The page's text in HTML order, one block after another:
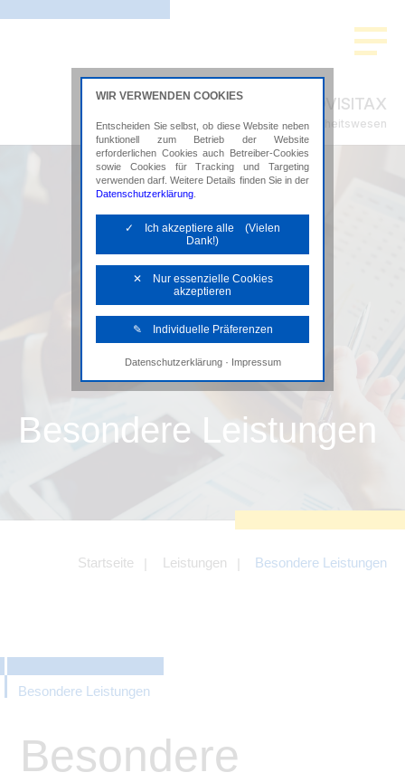
ADVISITAX
Steuerberatung im Gesundheitswesen
Besondere Leistungen
Startseite Leistungen Besondere Leistungen
Besondere Leistungen
Besondere
WIR VERWENDEN COOKIES
Entscheiden Sie selbst, ob diese Website neben
funktionell zum Betrieb der Website
erforderlichen Cookies auch Betreiber-Cookies
sowie Cookies für Tracking und Targeting
verwenden darf. Weitere Details finden Sie in der
Datenschutzerklärung
✓ Ich akzeptiere alle (Vielen
Dank!)
✕ Nur essenzielle Cookies
akzeptieren
✎ Individuelle Präferenzen
Notwendige Cookies
Diese Cookies sind erforderlich, um die
Tracking- und Targeting-Cookies
Angebotes einschließlich der
Angeboten von z.B. Facebook und
LinkedIn.
können.
Datenschutzerklärung· Impressum